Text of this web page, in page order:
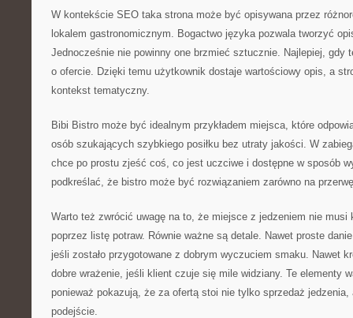
W kontekście SEO taka strona może być opisywana przez
lokalem gastronomicznym. Bogactwo języka pozwala tworzyć
Jednocześnie nie powinny one brzmieć sztucznie. Najlepiej, gdy
o ofercie. Dzięki temu użytkownik dostaje wartościowy opis, a
kontekst tematyczny.
Bibi Bistro może być idealnym przykładem miejsca, które
osób szukających szybkiego posiłku bez utraty jakości. W
chce po prostu zjeść coś, co jest uczciwe i dostępne w sposób
podkreślać, że bistro może być rozwiązaniem zarówno na
Warto też zwrócić uwagę na to, że miejsce z jedzeniem nie musi
poprzez listę potraw. Równie ważne są detale. Nawet proste
jeśli zostało przygotowane z dobrym wyczuciem smaku. Nawet
dobre wrażenie, jeśli klient czuje się mile widziany. Te elementy
ponieważ pokazują, że za ofertą stoi nie tylko sprzedaż jedzenia,
podejście.